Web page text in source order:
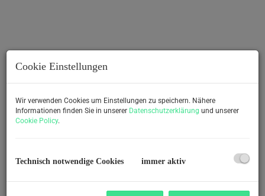
Beschreibung
Dieses gepflegte Wohnhaus in Feldkirchen bei Graz bietet
Zweifamilienhausoder als Mehrgenerationenlösung.
Das ursprünglich ältere Bestandshaus wurde in den Jahren
Cookie Einstellungen
Wir verwenden Cookies um Einstellungen zu speichern. Nähere
Informationen finden Sie in unserer Datenschutzerklärung und unserer
Cookie Policy.
Technisch notwendige Cookies immer aktiv